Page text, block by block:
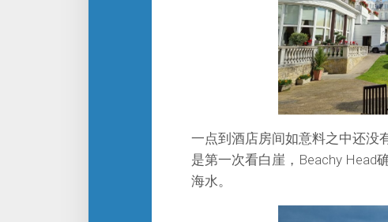
一点到酒店房间如意料之中还没
是第一次看白崖，Beachy Head
海水。